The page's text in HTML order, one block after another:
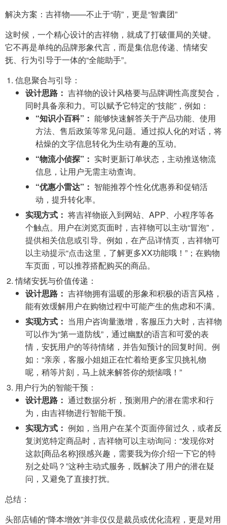
解决方案：吉祥物——不止于“萌”，更是“智囊团”
这时候，一个精心设计的吉祥物，就成了打破僵局的关键。
它不再是单纯的品牌形象代言，而是集信息传递、情绪安
抚、行为引导于一体的“全能助手”。
信息聚合与引导：
设计思路： 吉祥物的设计风格要与品牌调性高度契合，
同时具备亲和力。可以赋予它特定的“技能”，例如：
“知识小百科”： 能够快速解答关于产品功能、使用
方法、售后政策等常见问题。通过拟人化的对话，将
枯燥的文字信息转化为生动有趣的互动。
“物流小侦探”： 实时更新订单状态，主动推送物流
信息，让用户无需主动查询。
“优惠小雷达”： 智能推荐个性化优惠券和促销活
动，提升转化率。
实现方式： 将吉祥物嵌入到网站、APP、小程序等各
个触点。用户在浏览页面时，吉祥物可以主动“冒泡”，
提供相关信息或引导。例如，在产品详情页，吉祥物可
以主动提示“点击这里，了解更多XX功能哦！”；在购物
车页面，可以推荐搭配购买的商品。
情绪安抚与价值传递：
设计思路： 吉祥物拥有温暖的形象和积极的语言风格，
能有效缓解用户在购物过程中可能产生的焦虑和不满。
实现方式： 当用户咨询量激增，客服压力大时，吉祥物
可以作为“第一道防线”，通过幽默的语言和可爱的表
情，安抚用户的等待情绪，并告知预计的回复时间。例
如：“亲亲，客服小姐姐正在忙着给更多宝贝挑礼物
呢，稍等片刻，马上就来解答你的烦恼哦！”
用户行为的智能干预：
设计思路： 通过数据分析，预测用户的潜在需求和行
为，由吉祥物进行智能干预。
实现方式： 例如，当用户在某个页面停留过久，或者反
复浏览特定商品时，吉祥物可以主动询问：“发现你对
这款[商品名称]很感兴趣，需要我为你介绍一下它的特
别之处吗？”这种主动式服务，既解决了用户的潜在疑
问，又避免了直接打扰。
总结：
头部店铺的“降本增效”并非仅仅是裁员或优化流程，更是对用